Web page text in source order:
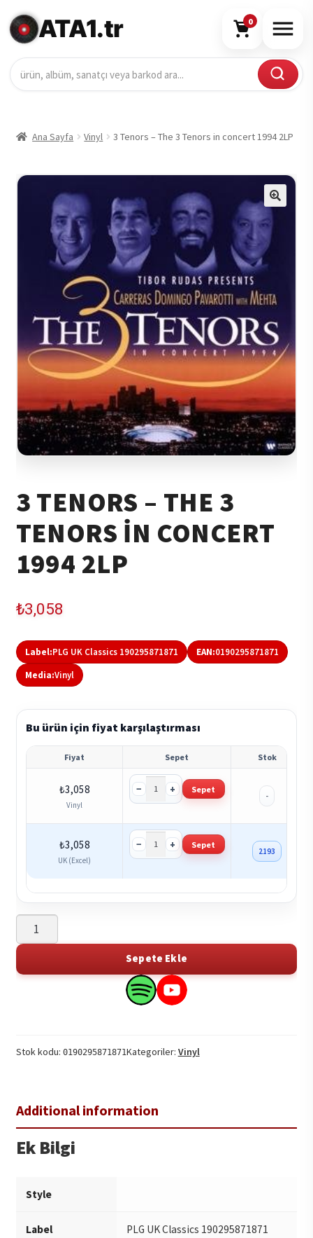
ATA1.tr 0
Ana Sayfa Vinyl 3 Tenors – The 3 Tenors in concert 1994 2LP
3 TENORS – THE 3
TENORS IN CONCERT
1994 2LP
₺3,058
Label:PLG UK Classics 190295871871 EAN:0190295871871
Media:Vinyl
Bu ürün için fiyat karşılaştırması
Fiyat Sepet Stok
₺3,058
Vinyl
− + Sepet
-
₺3,058
UK (Excel)
− + Sepet
2193
Tenors
The
Sepete Ekle
Search
on
Search
on
Stok kodu: 0190295871871Kategoriler: Vinyl
Ek Bilgi
Style
Label PLG UK Classics 190295871871